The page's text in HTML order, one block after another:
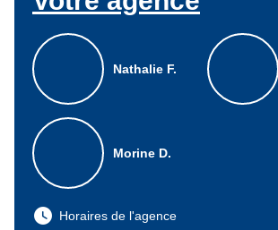
Nathalie F.
Morine D.
watch_later Horaires de l'agence